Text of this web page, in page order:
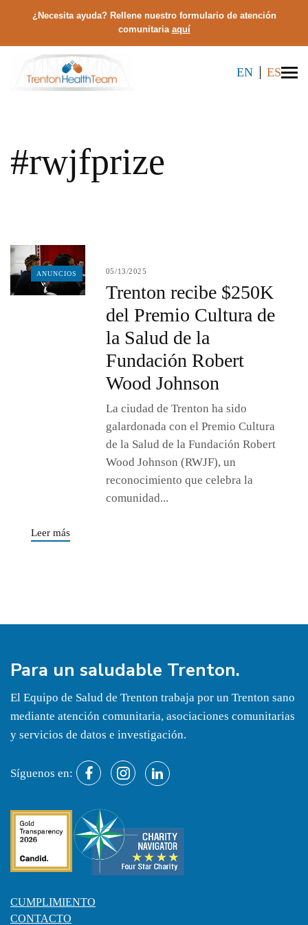
¿Necesita ayuda? Rellene nuestro formulario de atención
comunitaria aquí
EN ES
#rwjfprize
ANUNCIOS 05/13/2025
Trenton recibe $250K
del Premio Cultura de
la Salud de la
Fundación Robert
Wood Johnson
La ciudad de Trenton ha sido
galardonada con el Premio Cultura
de la Salud de la Fundación Robert
Wood Johnson (RWJF), un
reconocimiento que celebra la
comunidad...
Leer más
Para un saludable Trenton.
El Equipo de Salud de Trenton trabaja por un Trenton sano
mediante atención comunitaria, asociaciones comunitarias
y servicios de datos e investigación.
Síguenos en:
CUMPLIMIENTO
CONTACTO